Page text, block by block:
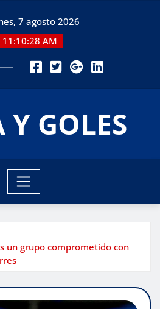
7 agosto 2026
11:10:29 AM
Y GOLES
un grupo comprometido con